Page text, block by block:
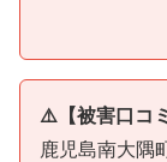
⚠️【被害口コ
鹿児島南大隅